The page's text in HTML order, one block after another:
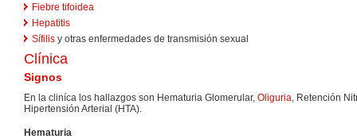
Fiebre tifoidea
Hepatitis
Sífilis y otras enfermedades de transmisión sexual
Clínica
Signos
En la cliníca los hallazgos son Hematuria Glomerular, Oliguria, Retención
Hipertensión Arterial (HTA).
Hematuria